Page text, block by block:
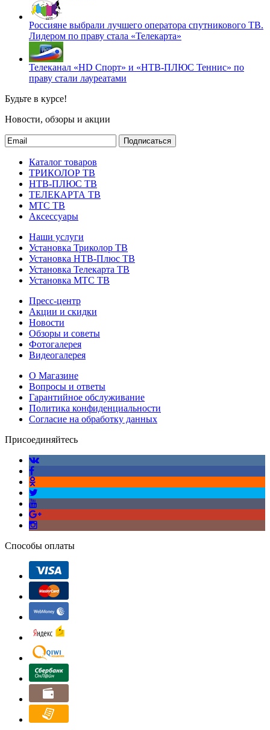
Россияне выбрали лучшего оператора спутникового ТВ.
Лидером по праву стала «Телекарта»
Телеканал «HD Спорт» и «НТВ-ПЛЮС Теннис» по
праву стали лауреатами
Будьте в курсе!
Новости, обзоры и акции
Подписаться
Каталог товаров
ТРИКОЛОР ТВ
НТВ-ПЛЮС ТВ
ТЕЛЕКАРТА ТВ
МТС ТВ
Аксессуары
Наши услуги
Установка Триколор ТВ
Установка НТВ-Плюс ТВ
Установка Телекарта ТВ
Установка МТС ТВ
Пресс-центр
Акции и скидки
Новости
Обзоры и советы
Фотогалерея
Видеогалерея
О Магазине
Вопросы и ответы
Гарантийное обслуживание
Политика конфиденциальности
Согласие на обработку данных
Присоединяйтесь
Способы оплаты